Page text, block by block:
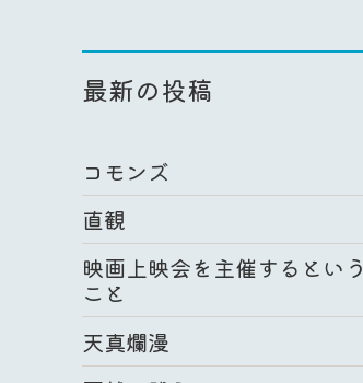
最新の投稿
コモンズ
直観
映画上映会を主催するという
こと
天真爛漫